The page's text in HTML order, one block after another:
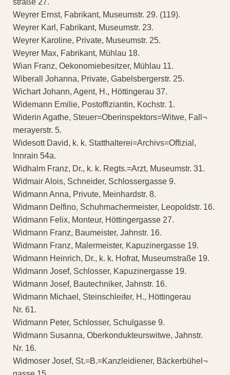
straße 27.
Weyrer Ernst, Fabrikant, Museumstr. 29. (119).
Weyrer Karl, Fabrikant, Museumstr. 23.
Weyrer Karoline, Private, Museumstr. 25.
Weyrer Max, Fabrikant, Mühlau 18.
Wian Franz, Oekonomiebesitzer, Mühlau 11.
Wiberall Johanna, Private, Gabelsbergerstr. 25.
Wichart Johann, Agent, H., Höttingerau 37.
Widemann Emilie, Postoffiziantin, Kochstr. 1.
Widerin Agathe, Steuer=Oberinspektors=Witwe, Fall¬
merayerstr. 5.
Widesott David, k. k. Statthalterei=Archivs=Offizial,
Innrain 54a.
Widhalm Franz, Dr., k. k. Regts.=Arzt, Museumstr. 31.
Widmair Alois, Schneider, Schlossergasse 9.
Widmann Anna, Privute, Meinhardstr. 8.
Widmann Delfino, Schuhmachermeister, Leopoldstr. 16.
Widmann Felix, Monteur, Höttingergasse 27.
Widmann Franz, Baumeister, Jahnstr. 16.
Widmann Franz, Malermeister, Kapuzinergasse 19.
Widmann Heinrich, Dr., k. k. Hofrat, Museumstraße 19.
Widmann Josef, Schlosser, Kapuzinergasse 19.
Widmann Josef, Bautechniker, Jahnstr. 16.
Widmann Michael, Steinschleifer, H., Höttingerau
Nr. 61.
Widmann Peter, Schlosser, Schulgasse 9.
Widmann Susanna, Oberkondukteurswitwe, Jahnstr.
Nr. 16.
Widmoser Josef, St.=B.=Kanzleidiener, Bäckerbühel¬